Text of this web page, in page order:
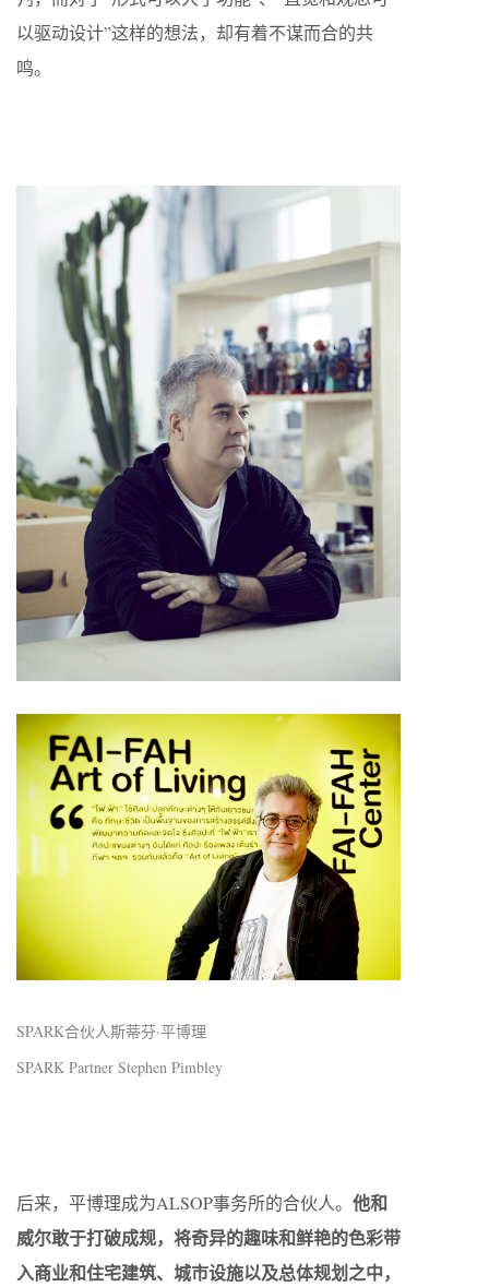
以驱动设计”这样的想法，却有着不谋而合的共
鸣。
SPARK合伙人斯蒂芬·平博理
SPARK Partner Stephen Pimbley
后来，平博理成为ALSOP事务所的合伙人。 他和
威尔敢于打破成规，将奇异的趣味和鲜艳的色彩带
入商业和住宅建筑、城市设施以及总体规划之中，